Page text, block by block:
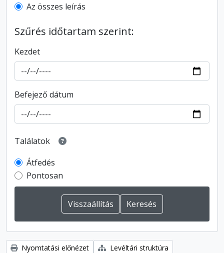
Az összes leírás
Szűrés időtartam szerint:
Kezdet
Befejező dátum
Találatok
Átfedés
Pontosan
Nyomtatási előnézet
Levéltári struktúra